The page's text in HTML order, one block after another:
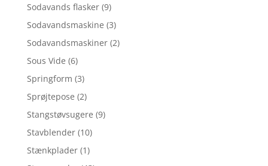
Sodavands flasker (9)
Sodavandsmaskine (3)
Sodavandsmaskiner (2)
Sous Vide (6)
Springform (3)
Sprøjtepose (2)
Stangstøvsugere (9)
Stavblender (10)
Stænkplader (1)